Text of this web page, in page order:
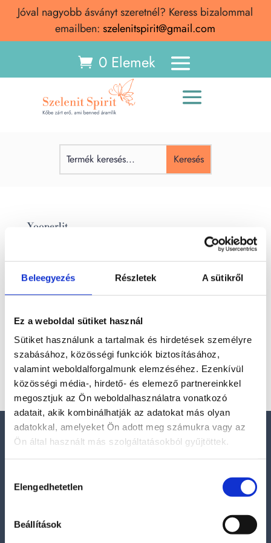
Beleegyezés Részletek A sütikről
Ez a weboldal sütiket használ
Sütiket használunk a tartalmak és hirdetések személyre
szabásához, közösségi funkciók biztosításához,
valamint weboldalforgalmunk elemzéséhez. Ezenkívül
közösségi média-, hirdető- és elemező partnereinkkel
megosztjuk az Ön weboldalhasználatra vonatkozó
adatait, akik kombinálhatják az adatokat más olyan
adatokkal, amelyeket Ön adott meg számukra vagy az
Ön által használt más szolgáltatásokból gyűjtöttek.
kiválasztása
Elengedhetetlen
Beállítások
Jóval nagyobb ásványt szeretnél? Keress bizalommal
emailben: szelenitspirit@gmail.com
0 Elemek
Yooperlit
Yooperlit Yooperlit ásvány – Jelentése, hatása,
különleges fluoreszkáló kő, amely éjszakai UV-
„Yooper”-ekről – kapta,...
Kosár
Elérhetőségek
szelenitspirit@gmail.com
0630/841-6811